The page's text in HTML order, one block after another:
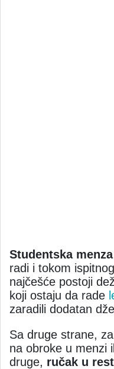
Studentska
radi i tokom
najčešće postoji
koji ostaju da rade
zaradili dodatan
Sa druge strane,
na obroke u menzi
druge, ručak u